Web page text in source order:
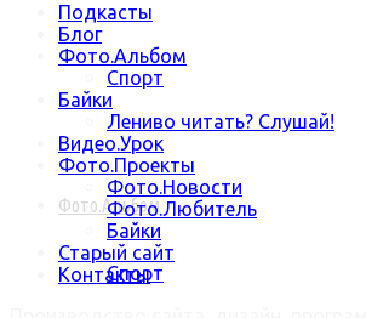
Новогодний «Крик души»
Trending Метки
Фото.Альбом
Спорт
Подкасты
Блог
Фото.Альбом
Спорт
Байки
Лениво читать? Слушай!
Видео.Урок
Фото.Проекты
Фото.Новости
Фото.Любитель
Байки
Старый сайт
Контакты